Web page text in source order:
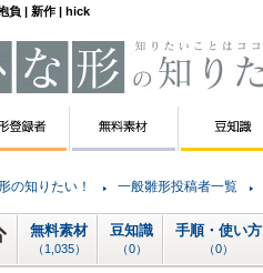
負 | 新作 | hick
の知りたい！ 一般雛形投稿者一覧
無料素材
（1,035）
豆知識
（0）
手順・使い方
（0）